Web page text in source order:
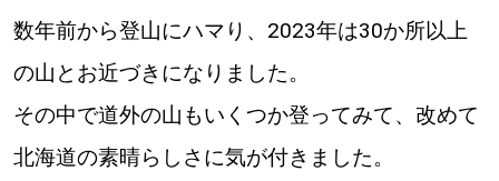
数年前から登山にハマり、2023年は30か所以上
の山とお近づきになりました。
その中で道外の山もいくつか登ってみて、改めて
北海道の素晴らしさに気が付きました。